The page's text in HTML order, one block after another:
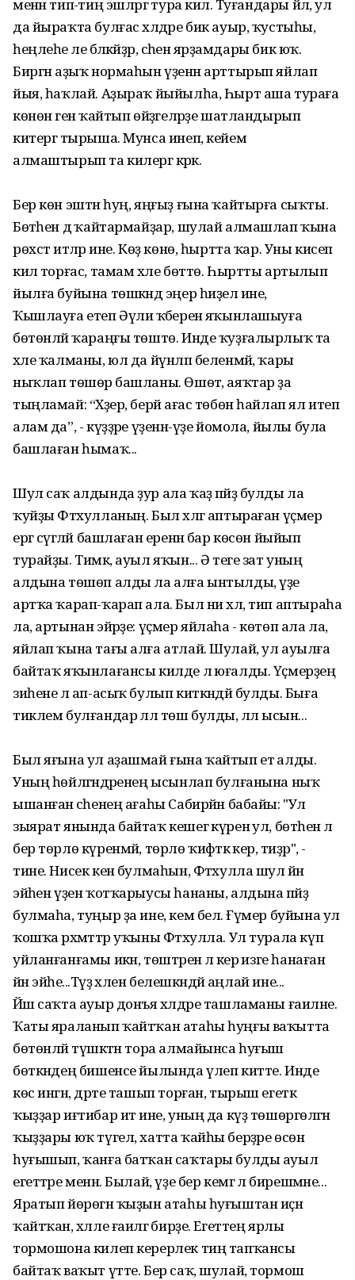
менән типә-тиң эшләргә тура килә. Туғандары йәл, ул
да йыраҡта булғас хәлдәре бик ауыр, ҡустыһы,
һеңлеһе әле бәләкәйҙәр, әсәһенә ярҙамдары бик юҡ.
Биргән аҙыҡ нормаһын үҙенән арттырып яйлап
йыя, һаҡлай. Аҙыраҡ йыйылһа, Һырт аша тураға
көнөнә генә ҡайтып өйҙәгеләрҙе шатландырып
китергә тырыша. Мунса инеп, кейем
алмаштырып та килергә кәрәк.
Бер көн эштән һуң, яңғыҙ ғына ҡайтырға сыҡты.
Бөтәһен дә ҡайтармайҙар, шулай алмашлап ҡына
рөхсәт итәләр ине. Көҙ көнө, һыртта ҡар. Уны кисеп
килә торғас, тамам хәле бөттө. Һыртты артылып
йылға буйына төшкәндә эңер һиҙелә ине, ә
Ҡышлауға етеп Әүлиә ҡәберенә яҡынлашыуға
бөтөнләй ҡараңғы төштө. Инде ҡуҙғалырлыҡ та
хәле ҡалманы, юл да йүнләп беленмәй, ҡары
ныҡлап төшөрә башланы. Өшөтә, аяҡтар ҙа
тыңламай: “Хәҙер, берәй ағас төбөн һайлап ял итеп
алам да”, - күҙҙәре үҙенән-үҙе йомола, йылы була
башлаған һымаҡ...
Шул саҡ алдында ҙур ала ҡаҙ пәйҙә булды ла
ҡуйҙы Фәтхулланың. Был хәлгә аптыраған үҫмер
ергә сүгәләй башлаған еренән бар көсөн йыйып
турайҙы. Тимәк, ауыл яҡын... Ә теге зат уның
алдына төшөп алды ла алға ынтылды, үҙе
артҡа ҡарап-ҡарап ала. Был ни хәл, тип аптыраһа
ла, артынан эйәрҙе: үҫмер яйлаһа - көтөп ала ла,
яйлап ҡына тағы алға атлай. Шулай, ул ауылға
байтаҡ яҡынлағансы килде лә юғалды. Үҫмерҙең
зиһене лә ап-асыҡ булып киткәндәй булды. Быға
тиклем булғандар әллә төш булды, әллә ысын...
Был яғына ул аҙашмай ғына ҡайтып етә алды.
Уның һөйләгәндәренең ысынлап булғанына ныҡ
ышанған әсәһенең ағаһы Сабирйән бабайы: "Ул
зыярат янында байтаҡ кешегә күренә ул, бөтәһенә лә
бер төрлө күренмәй, төрлө ҡиәфәткә керә, тиҙәр", -
тине. Нисек кенә булмаһын, Фәтхулла шул йән
эйәһен үҙен ҡотҡарыусы һананы, алдына пәйҙә
булмаһа, туңыр ҙа ине, кем белә. Ғүмер буйына ул
ҡошҡа рәхмәттәр уҡыны Фәтхулла. Ул турала күп
уйланғанғамы икән, төштәренә лә керә изге һанаған
йән эйәһе...Тәүҙә хәлен белешкәндәй аңлай ине...
Йәш саҡта ауыр донъя хәлдәре ташламаны ғаиләне.
Ҡаты яраланып ҡайтҡан атаһы һуңғы ваҡытта
бөтөнләй түшәктән тора алмайынса һуғыш
бөткәндең бишенсе йылында үлеп китте. Инде
көс ингән, дәрте ташып торған, тырыш егеткә
ҡыҙҙар иғтибар итә ине, уның да күҙ төшөргөләгән
ҡыҙҙары юҡ түгел, хатта ҡайһы берҙәре өсөн
һуғышып, ҡанға батҡан саҡтары булды ауыл
егеттәре менән. Былай, үҙе бер кемгә лә бирешмәне...
Яратып йөрөгән ҡыҙын атаһы һуғыштан иҫән
ҡайтҡан, хәлле ғаиләгә бирҙе. Егеттең ярлы
тормошона килеп керерлек тиң тапҡансы
байтаҡ ваҡыт үтте. Бер саҡ, шулай, тормош